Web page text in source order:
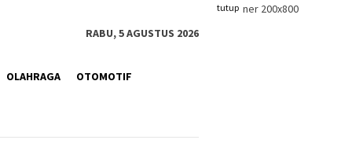
tutup
RABU, 5 AGUSTUS 2026
OLAHRAGA OTOMOTIF